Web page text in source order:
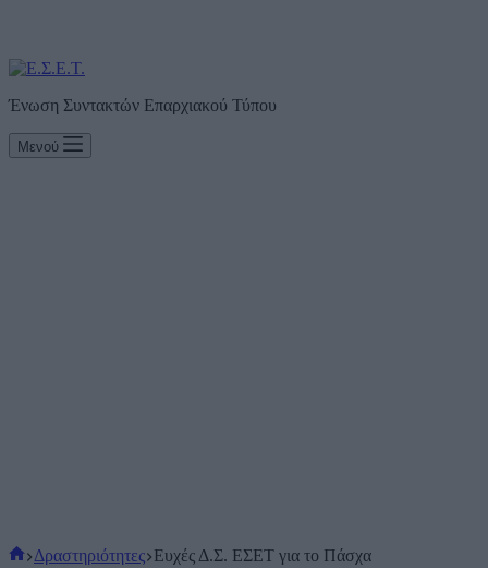
Ένωση Συντακτών Επαρχιακού Τύπου
Μενού
Αρχική
Δραστηριότητες Ευχές Δ.Σ. ΕΣΕΤ για το Πάσχα